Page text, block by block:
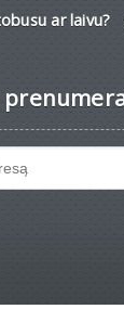
ar laivu?